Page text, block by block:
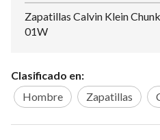
Zapatillas Calvin Klein
01W
Clasificado en:
Hombre
Zapatillas